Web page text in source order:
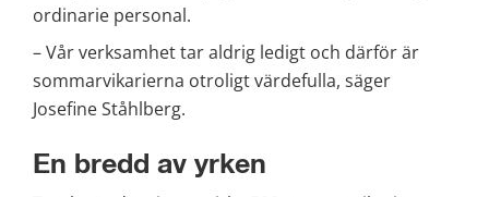
ordinarie personal.
– Vår verksamhet tar aldrig ledigt och därför är
sommarvikarierna otroligt värdefulla, säger
Josefine Ståhlberg.
En bredd av yrken